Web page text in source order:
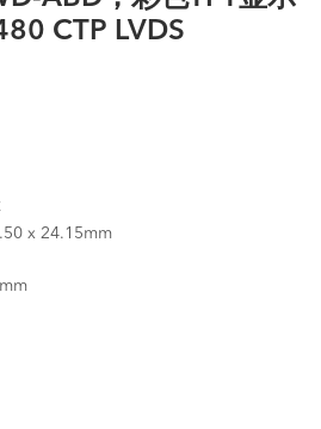
CTP LVDS
x 24.15mm